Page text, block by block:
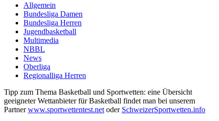
Allgemein
Bundesliga Damen
Bundesliga Herren
Jugendbasketball
Multimedia
NBBL
News
Oberliga
Regionalliga Herren
Tipp zum Thema Basketball und Sportwetten: eine Übersicht
geeigneter Wettanbieter für Basketball findet man bei unserem
Partnerwww.sportwettentest.net oder SchweizerSportwetten.info